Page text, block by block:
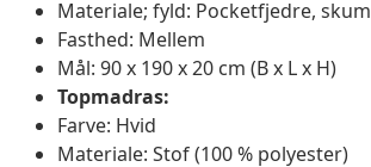
Materiale; fyld: Pocketfjedre, skum
Fasthed: Mellem
Mål: 90 x 190 x 20 cm (B x L x H)
Topmadras:
Farve: Hvid
Materiale: Stof (100 % polyester)